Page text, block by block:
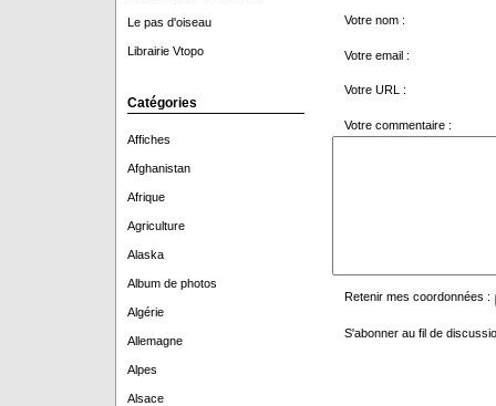
Le pas d'oiseau
Librairie Vtopo
Catégories
Affiches
Afghanistan
Afrique
Agriculture
Alaska
Album de photos
Algérie
Allemagne
Alpes
Alsace
Votre nom :
Votre email :
Votre URL :
Votre commentaire :
Retenir mes coordonnées :
S'abonner au fil de